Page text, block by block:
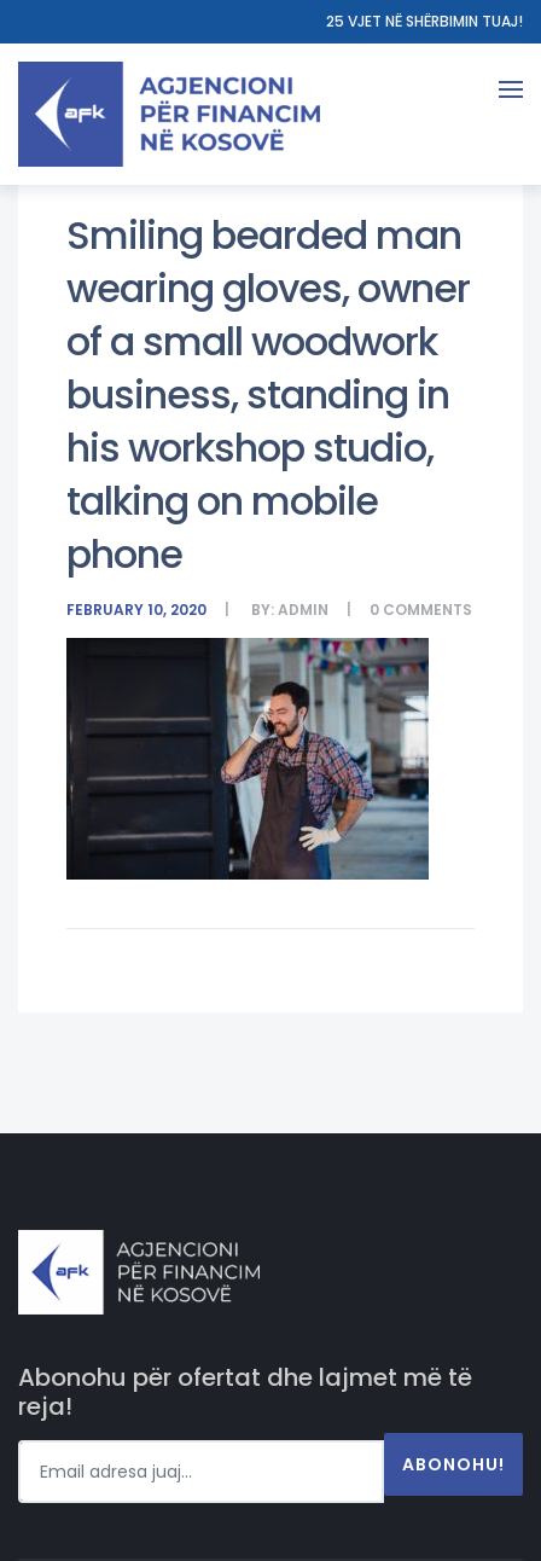
25 VJET NË SHËRBIMIN TUAJ!
Smiling bearded man
wearing gloves, owner
of a small woodwork
business, standing in
his workshop studio,
talking on mobile
phone
FEBRUARY 10, 2020 BY:ADMIN 0 COMMENTS
Abonohu për ofertat dhe lajmet më të
reja!
ABONOHU!